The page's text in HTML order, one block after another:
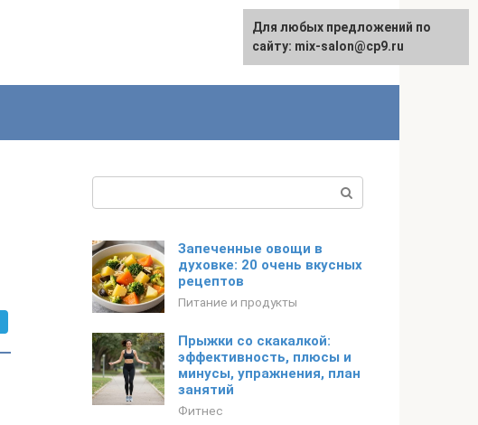
Запеченные овощи в
духовке: 20 очень вкусных
рецептов
Питание и продукты
Прыжки со скакалкой:
эффективность, плюсы и
минусы, упражнения, план
занятий
Фитнес
Для любых предложений по
сайту: mix-salon@cp9.ru